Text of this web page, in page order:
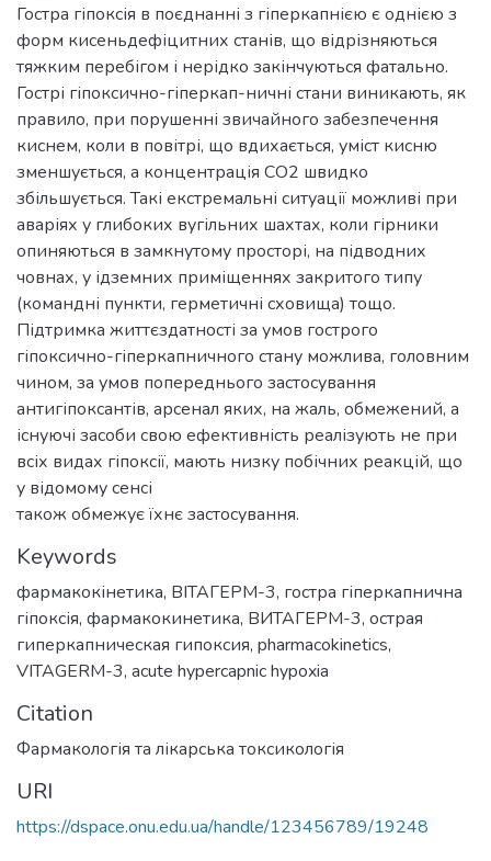
Гостра гіпоксія в поєднанні з гіперкапнією є однією з
форм кисеньдефіцитних станів, що відрізняються
тяжким перебігом і нерідко закінчуються фатально.
Гострі гіпоксично-гіперкап-ничні стани виникають, як
правило, при порушенні звичайного забезпечення
киснем, коли в повітрі, що вдихається, уміст кисню
зменшується, а концентрація СО2 швидко
збільшується. Такі екстремальні ситуації можливі при
аваріях у глибоких вугільних шахтах, коли гірники
опиняються в замкнутому просторі, на підводних
човнах, у ідземних приміщеннях закритого типу
(командні пункти, герметичні сховища) тощо.
Підтримка життєздатності за умов гострого
гіпоксично-гіперкапничного стану можлива, головним
чином, за умов попереднього застосування
антигіпоксантів, арсенал яких, на жаль, обмежений, а
існуючі засоби свою ефективність реалізують не при
всіх видах гіпоксії, мають низку побічних реакцій, що
у відомому сенсі
також обмежує їхнє застосування.
Keywords
фармакокінетика, ВІТАГЕРМ-3, гостра гіперкапнична
гіпоксія, фармакокинетика, ВИТАГЕРМ-3, острая
гиперкапническая гипоксия, pharmacokinetics,
VITAGERM-3, acute hypercapnic hypoxia
Citation
Фармакологія та лікарська токсикологія
URI
https://dspace.onu.edu.ua/handle/123456789/19248